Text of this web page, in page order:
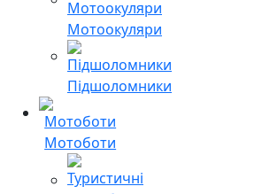
Мотоокуляри
Підшоломники
Мотоботи